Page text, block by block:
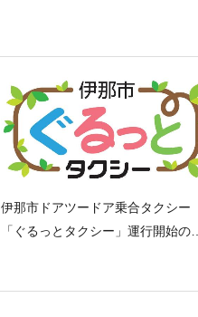
伊那市ドアツードア乗合タクシー
「ぐるっとタクシー」運行開始の